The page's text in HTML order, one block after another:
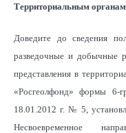
Территориальным органам
Доведите до сведения
разведочные и добычные
представления в
«Росгеолфонд» формы 6-
18.01.2012 г. № 5,
Несвоевременное